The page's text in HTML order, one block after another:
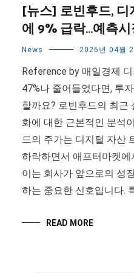
[뉴스] 로빈후드,
에 9% 급락…예측
News 2026년 04월
Reference by 매일경제
47%나 줄어들었다면, 투
할까요? 로빈후드의 최근
화에 대한 근본적인 분석
드의 주가는 디지털 자산
하락하면서 애프터마켓에
이는 회사가 앞으로의 성
하는 중요한 신호입니다.
READ MORE